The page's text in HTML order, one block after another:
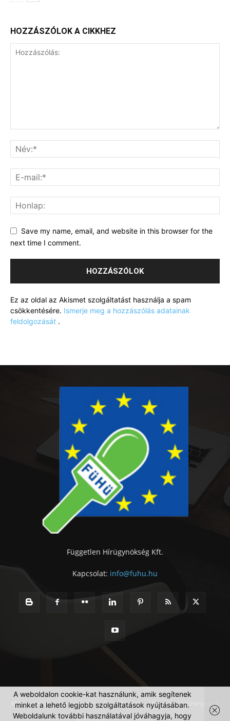
HOZZÁSZÓLOK A CIKKHEZ
Save my name, email, and website in this browser for the
next time I comment.
Ez az oldal az Akismet szolgáltatást használja a spam
csökkentésére. Ismerje meg a hozzászólás adatainak
feldolgozását .
Független Hírügynökség Kft.
Kapcsolat: info@fuhu.hu
Médiaajánlat Impresszum Szerzői jogok Adatkezelési irányelvek
A weboldalon cookie-kat használunk, amik segítenek
minket a lehető legjobb szolgáltatások nyújtásában.
Weboldalunk további használatával jóváhagyja, hogy